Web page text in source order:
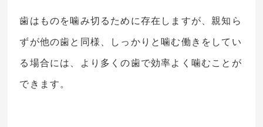
歯はものを噛み切るために存在しますが、親知ら
ずが他の歯と同様、しっかりと噛む働きをしてい
る場合には、より多くの歯で効率よく噛むことが
できます。